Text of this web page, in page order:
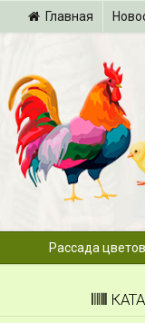
Главная
Рассада